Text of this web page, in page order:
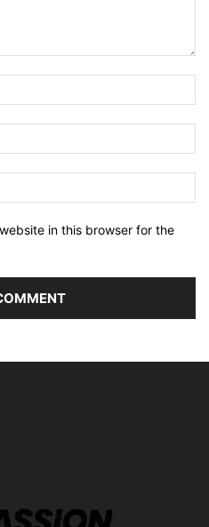
in this browser for the